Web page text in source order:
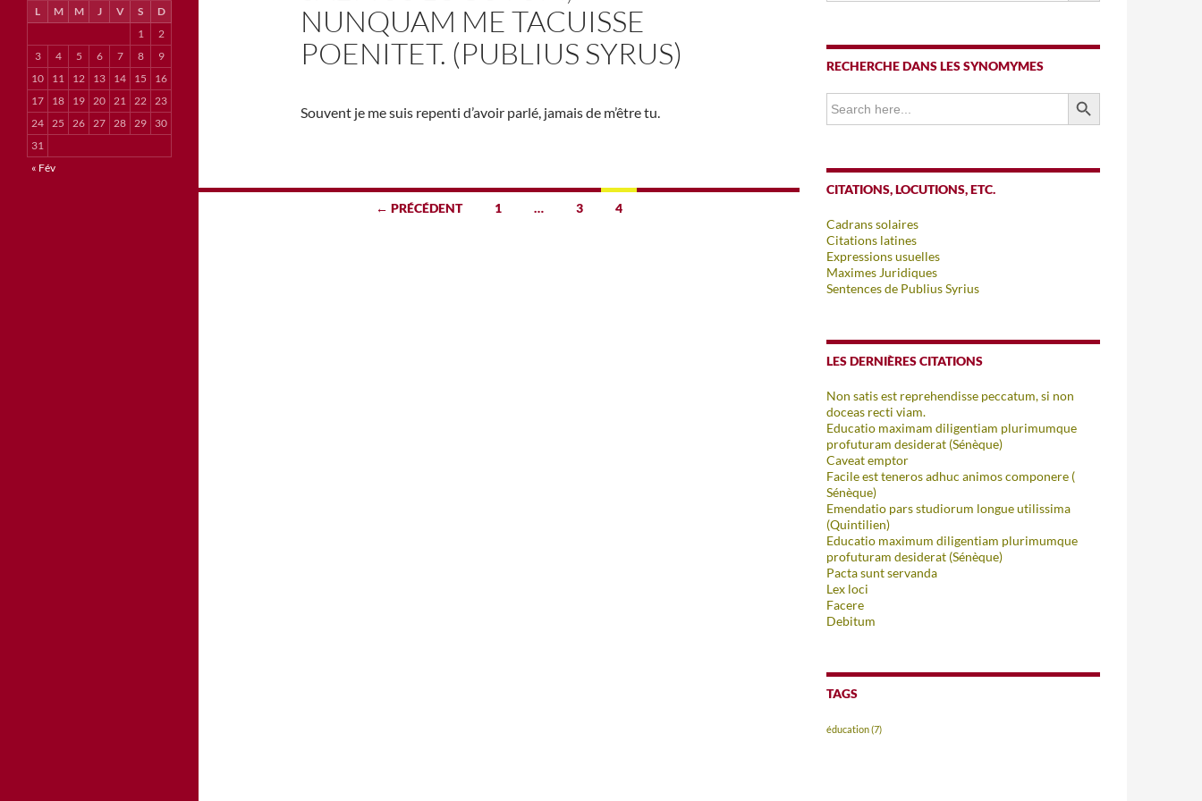
NUNQUAM ME TACUISSE
POENITET. (PUBLIUS SYRUS)
Souvent je me suis repenti d’avoir parlé, jamais de m’être tu.
← PRÉCÉDENT 1 … 3 4
RECHERCHE DANS LES SYNOMYMES
Search
for:
SEARCH BUTTON
CITATIONS, LOCUTIONS, ETC.
Cadrans solaires
Citations latines
Expressions usuelles
Maximes Juridiques
Sentences de Publius Syrius
LES DERNIÈRES CITATIONS
Non satis est reprehendisse peccatum, si non
doceas recti viam.
Educatio maximam diligentiam plurimumque
profuturam desiderat (Sénèque)
Caveat emptor
Facile est teneros adhuc animos componere (
Sénèque)
Emendatio pars studiorum longue utilissima
(Quintilien)
Educatio maximum diligentiam plurimumque
profuturam desiderat (Sénèque)
Pacta sunt servanda
Lex loci
Facere
Debitum
TAGS
éducation(7)
L M M J V S
D
1
2
3
4 5 6 7 8
9
10
11 12 13 14 15
16
17
18 19 20 21 22 23
24 25 26 27 28 29
30
31
« Fév